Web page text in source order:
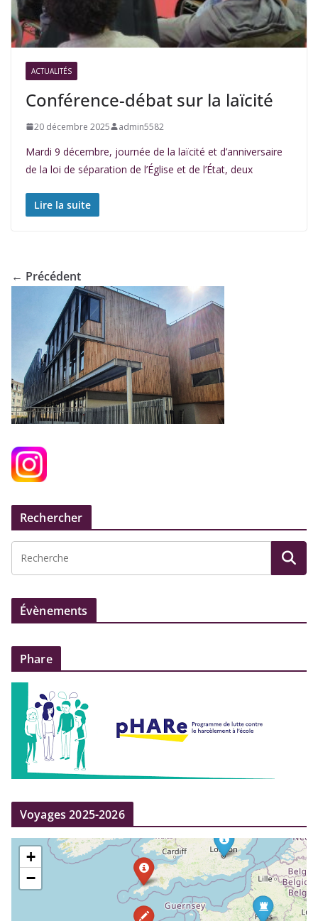
ACTUALITÉS
Conférence-débat sur la laïcité
20 décembre 2025 admin5582
Mardi 9 décembre, journée de la laïcité et d’anniversaire
de la loi de séparation de l’Église et de l’État, deux
Lire la suite
← Précédent
Rechercher
Évènements
Phare
Voyages 2025-2026